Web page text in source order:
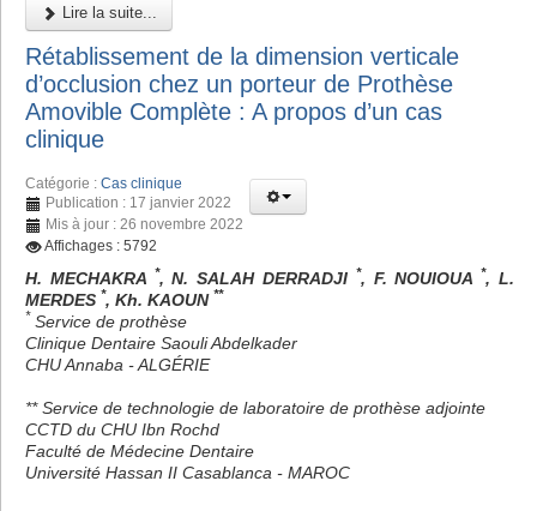
Lire la suite...
Rétablissement de la dimension verticale
d’occlusion chez un porteur de Prothèse
Amovible Complète : A propos d’un cas
clinique
Catégorie : Cas clinique
Publication : 17 janvier 2022
Mis à jour : 26 novembre 2022
Affichages : 5792
H. MECHAKRA *, N. SALAH DERRADJI *, F. NOUIOUA *, L.
MERDES *, Kh. KAOUN **
* Service de prothèse
Clinique Dentaire Saouli Abdelkader
CHU Annaba - ALGÉRIE
** Service de technologie de laboratoire de prothèse adjointe
CCTD du CHU Ibn Rochd
Faculté de Médecine Dentaire
Université Hassan II Casablanca - MAROC